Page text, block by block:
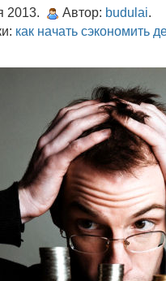
2013. Автор: budulai.
как начать сэкономить